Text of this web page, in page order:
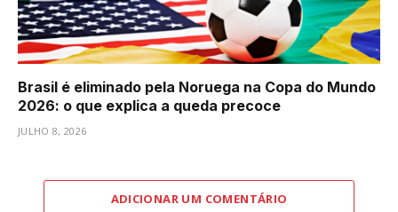
Brasil é eliminado pela Noruega na Copa do Mundo
2026: o que explica a queda precoce
JULHO 8, 2026
ADICIONAR UM COMENTÁRIO